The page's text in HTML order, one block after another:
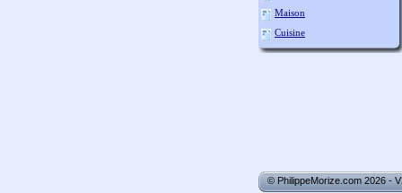
Maison
Cuisine
© PhilippeMorize.com 2026 -